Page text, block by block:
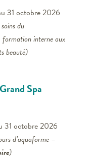
31 octobre 2026
du
formation interne aux
beauté)
Spa
31 octobre 2026
d’aquaforme –
)